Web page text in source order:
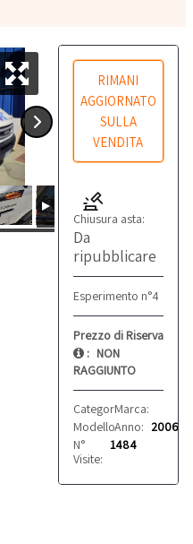
RIMANI
AGGIORNATO
SULLA
VENDITA
Chiusura asta:
Da
ripubblicare
Esperimento n°4
Prezzo di Riserva
: NON
RAGGIUNTO
Categoria: Furgoni
Marca:
Modello: Daily 35C10
Anno: 2006
N°
Visite:
1484